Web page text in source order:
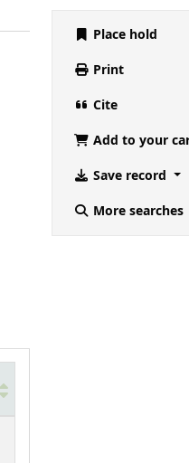
Place hold
Print
Cite
Add to your
Save record
More searches